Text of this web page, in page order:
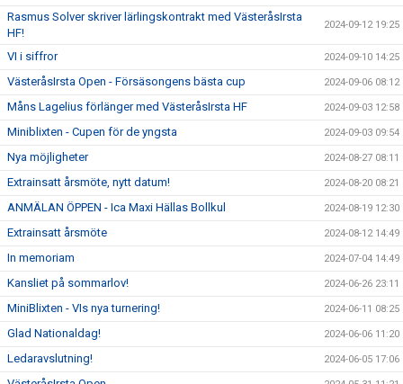
Rasmus Solver skriver lärlingskontrakt med VästeråsIrsta
HF!
2024-09-12 19:25
VI i siffror 2024-09-10 14:25
VästeråsIrsta Open - Försäsongens bästa cup 2024-09-06 08:12
Måns Lagelius förlänger med VästeråsIrsta HF 2024-09-03 12:58
Miniblixten - Cupen för de yngsta 2024-09-03 09:54
Nya möjligheter 2024-08-27 08:11
Extrainsatt årsmöte, nytt datum! 2024-08-20 08:21
ANMÄLAN ÖPPEN - Ica Maxi Hällas Bollkul 2024-08-19 12:30
Extrainsatt årsmöte 2024-08-12 14:49
In memoriam 2024-07-04 14:49
Kansliet på sommarlov! 2024-06-26 23:11
MiniBlixten - VIs nya turnering! 2024-06-11 08:25
Glad Nationaldag! 2024-06-06 11:20
Ledaravslutning! 2024-06-05 17:06